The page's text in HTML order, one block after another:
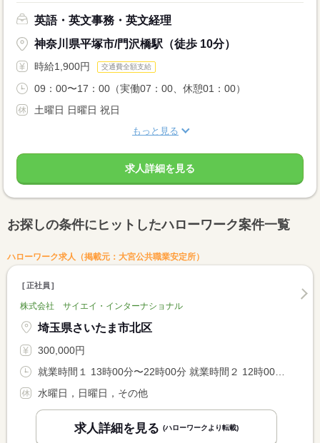
英語・英文事務・英文経理
神奈川県平塚市/門沢橋駅（徒歩 10分）
時給1,900円 交通費全額支給
09：00〜17：00（実働07：00、休憩01：00）
土曜日 日曜日 祝日
もっと見る
求人詳細を見る
お探しの条件にヒットしたハローワーク案件一覧
ハローワーク求人（掲載元：大宮公共職業安定所）
正社員
株式会社 サイエイ・インターナショナル
埼玉県さいたま市北区
300,000円
就業時間１ 13時00分〜22時00分 就業時間２ 12時00分〜21時00分
水曜日，日曜日，その他
求人詳細を見る (ハローワークより転載)